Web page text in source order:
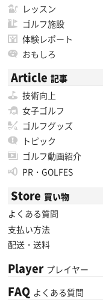
レッスン
ゴルフ施設
体験レポート
おもしろ
Article 記事
技術向上
女子ゴルフ
ゴルフグッズ
トピック
ゴルフ動画紹介
PR・GOLFES
Store 買い物
よくある質問
支払い方法
配送・送料
Player プレイヤー
FAQ よくある質問